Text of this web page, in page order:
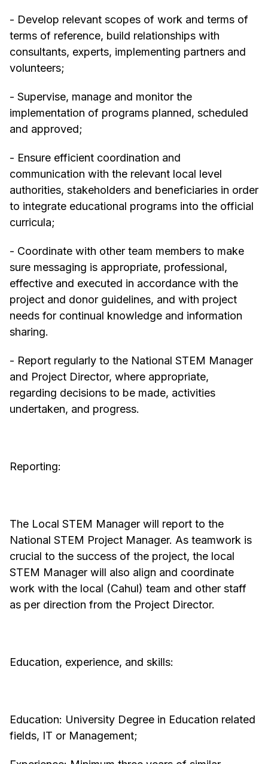
- Develop relevant scopes of work and terms of
terms of reference, build relationships with
consultants, experts, implementing partners and
volunteers;
- Supervise, manage and monitor the
implementation of programs planned, scheduled
and approved;
- Ensure efficient coordination and
communication with the relevant local level
authorities, stakeholders and beneficiaries in order
to integrate educational programs into the official
curricula;
- Coordinate with other team members to make
sure messaging is appropriate, professional,
effective and executed in accordance with the
project and donor guidelines, and with project
needs for continual knowledge and information
sharing.
- Report regularly to the National STEM Manager
and Project Director, where appropriate,
regarding decisions to be made, activities
undertaken, and progress.
Reporting:
The Local STEM Manager will report to the
National STEM Project Manager. As teamwork is
crucial to the success of the project, the local
STEM Manager will also align and coordinate
work with the local (Cahul) team and other staff
as per direction from the Project Director.
Education, experience, and skills:
Education: University Degree in Education related
fields, IT or Management;